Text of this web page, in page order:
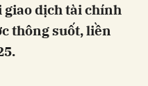
giao dịch tài chính
thông suốt, liền